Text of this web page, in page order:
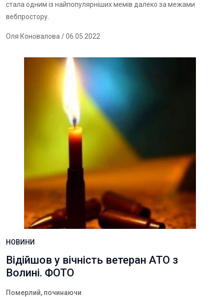
стала одним із найпопулярніших мемів далеко за межами
вебпростору.
Оля Коновалова / 06.05.2022
НОВИНИ
Відійшов у вічність ветеран АТО з
Волині. ФОТО
Померлий, починаючи